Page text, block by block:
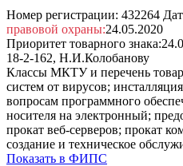
Номер регистрации: 432264
правовой охраны:24.05.2020
Приоритет товарного знака:
18-2-162, Н.И.Колобанову
Классы МКТУ и перечень
систем от вирусов;
вопросам программного
носителя на электронный;
прокат веб-серверов; прокат
создание и техническое
Показать в ФИПС